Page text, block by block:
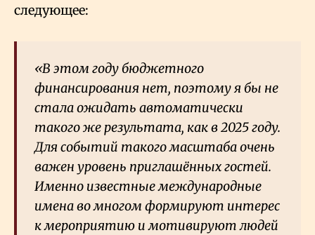
следующее:
«В этом году бюджетного
финансирования нет, поэтому я бы не
стала ожидать автоматически
такого же результата, как в 2025 году.
Для событий такого масштаба очень
важен уровень приглашённых гостей.
Именно известные международные
имена во многом формируют интерес
к мероприятию и мотивируют людей